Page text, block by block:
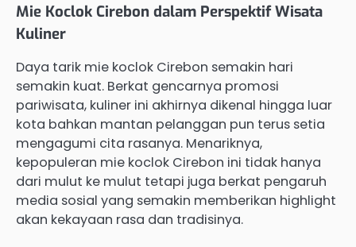
Mie Koclok Cirebon dalam Perspektif Wisata
Kuliner
Daya tarik mie koclok Cirebon semakin hari
semakin kuat. Berkat gencarnya promosi
pariwisata, kuliner ini akhirnya dikenal hingga luar
kota bahkan mantan pelanggan pun terus setia
mengagumi cita rasanya. Menariknya,
kepopuleran mie koclok Cirebon ini tidak hanya
dari mulut ke mulut tetapi juga berkat pengaruh
media sosial yang semakin memberikan highlight
akan kekayaan rasa dan tradisinya.